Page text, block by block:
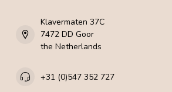
Klavermaten 37C
7472 DD Goor
the Netherlands
+31 (0)547 352 727